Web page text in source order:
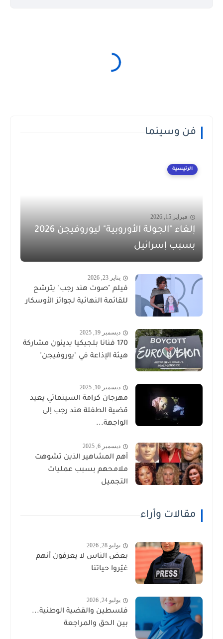
فن وسينما
الرئيسية
فبراير 15, 2026
إلغاء "الجولة الأوروبية" ليوروفيجن 2026
بسبب إسرائيل
يناير 23, 2026
فيلم "صوت هند رجب" يترشح
للقائمة النهائية لجوائز الأوسكار
ديسمبر 19, 2025
170 فنانا بلجيكيا يدينون مشاركة
هيئة الإذاعة في "يوروفيجن"
ديسمبر 10, 2025
مهرجان كرامة السينمائي يعيد
قضية الطفلة هند رجب إلى
الواجهة...
ديسمبر 6, 2025
أهم المشاهير الذين تشوهت
ملامحهم بسبب عمليات
التجميل
مقالات وأراء
يوليو 28, 2026
بعض الناس لا يعرفون أنهم
غيّروا حياتنا
يوليو 24, 2026
فلسطين والقضية الوطنية...
بين الحق والمراجعة